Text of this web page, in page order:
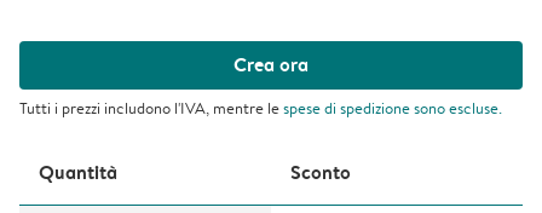
Crea ora
Tutti i prezzi includono l'IVA, mentre lespese di spedizionesono escluse.
Quantità Sconto